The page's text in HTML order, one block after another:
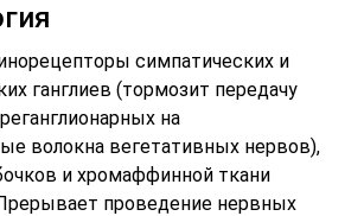
симпатических и
ганглиев (тормозит передачу
на
волокна вегетативных нервов),
и хромаффинной ткани
проведение нервных